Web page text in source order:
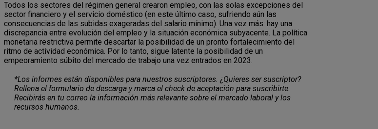
Todos los sectores del régimen general crearon empleo, con las solas excepciones del
sector financiero y el servicio doméstico (en este último caso, sufriendo aún las
consecuencias de las subidas exageradas del salario mínimo). Una vez más: hay una
discrepancia entre evolución del empleo y la situación económica subyacente. La política
monetaria restrictiva permite descartar la posibilidad de un pronto fortalecimiento del
ritmo de actividad económica. Por lo tanto, sigue latente la posibilidad de un
empeoramiento súbito del mercado de trabajo una vez entrados en 2023.
*Los informes están disponibles para nuestros suscriptores. ¿Quieres ser suscriptor?
Rellena el formulario de descarga y marca el check de aceptación para suscribirte.
Recibirás en tu correo la información más relevante sobre el mercado laboral y los
recursos humanos.